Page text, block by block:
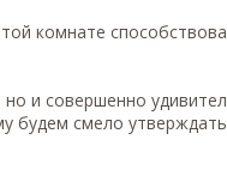
комнате
и совершенно
будем смело